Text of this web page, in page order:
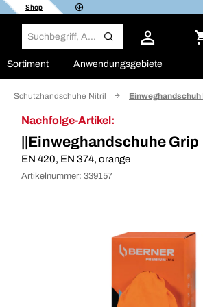
Shop
Sortiment Anwendungsgebiete
Schutzhandschuhe Nitril Einweghandschuh
Nachfolge-Artikel:
||Einweghandschuhe Grip
EN 420, EN 374, orange
Artikelnummer: 339157